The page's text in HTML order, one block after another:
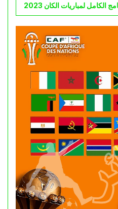
الكامل لمباريات الكان 2023